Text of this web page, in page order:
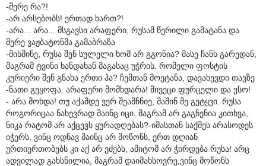
-მერე რა?!
-არ არსებობს! ერთად ხართ?!
-არა... არა... მსგავსი არაფერი, რუსამ წერილი გამატანა და
მერე ვაჟბატონმა გამაბრაზა
-მისმინე, რუსა შენ სულელი ხომ არ გგონია? მასე ჩანს გარედან,
მაგრამ ტვინი ხანდახან მაგასაც უჭრის. რომელი ფოსტის
კურიერი შენ გნახა ერთი ჰა? ჩემთან მოეტანა, დავახევდი თავზე
-ნათი გეყოფა. არაფერი მომხდარა! მივეცი ფურცელი და ვსო!
- არა მოხდა! თუ აქამდე ვერ შეამჩნიე, მაშინ მე გეტყვი. რუსა
როგორიცაა ნახევრად მაინც იცი, მაგრამ არ გაგჩენია კითხვა,
ნიკა რატომ არ აქცევს ყურადღებას?-იმასთან საქმეს არასოდეს
იჭერს, ვინც ოდნავ მაინც არ მოწონს, ერთ დღიან
ურთიერთობებს კი აქ არ ეძებს, ამიტომ არ ჭირდება რუსა! არც
ადვილად გახსნილია, მაგრამ დაიმახსოვრე,ვინც მოწონს